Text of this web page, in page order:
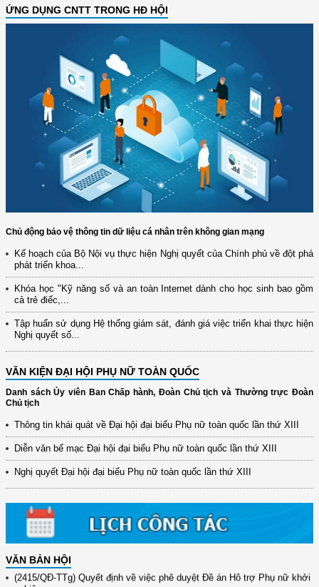
ỨNG DỤNG CNTT TRONG HĐ HỘI
Chủ động bảo vệ thông tin dữ liệu cá nhân trên không gian mạng
Kế hoạch của Bộ Nội vụ thực hiện Nghị quyết của Chính phủ về đột phá
phát triển khoa...
Khóa học "Kỹ năng số và an toàn Internet dành cho học sinh bao gồm
cả trẻ điếc,...
Tập huấn sử dụng Hệ thống giám sát, đánh giá việc triển khai thực hiện
Nghị quyết số...
VĂN KIỆN ĐẠI HỘI PHỤ NỮ TOÀN QUỐC
Danh sách Ủy viên Ban Chấp hành, Đoàn Chủ tịch và Thường trực Đoàn
Chủ tịch
Thông tin khái quát về Đại hội đại biểu Phụ nữ toàn quốc lần thứ XIII
Diễn văn bế mạc Đại hội đại biểu Phụ nữ toàn quốc lần thứ XIII
Nghị quyết Đại hội đại biểu Phụ nữ toàn quốc lần thứ XIII
VĂN BẢN HỘI
(12/TB-HĐKH) V/v đăng ký, đề xuất nhiệm vụ Khoa học, công nghệ và
đổi mới ...
(898/KH/ĐCT) Kế hoạch thực hiện Quyết định số 2415/QĐ-TTg ngày
31/10/2025 ...
xây dựng ...
(891/KH-ĐCT) Kế hoạch thực hiện Nghị quyết số 72-NQ/TW ngày
9/9/2025 của Bộ ...
(2415/QĐ-TTg) Quyết định về việc phê duyệt Đề án Hỗ trợ Phụ nữ khởi
nghiệp ...